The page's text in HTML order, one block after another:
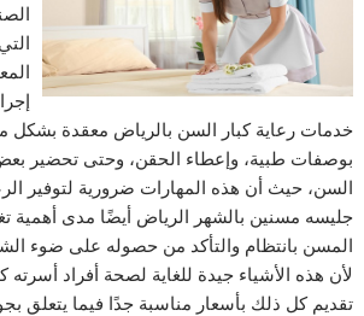
خدمات رعاية كبار السن بالرياض معقدة بشكل
بوصفات طبية، وإعطاء الحقن، وحتى تحضير بعض
السن، حيث أن هذه المهارات ضرورية لتوفير
جليسه مسنين بالشهر الرياض أيضًا مدى
المسن بانتظام والتأكد من حصوله على ضوء
لأن هذه الأشياء جيدة للغاية لصحة أفراد أسرته
تقديم كل ذلك بأسعار مناسبة جدًا فيما يتعلق